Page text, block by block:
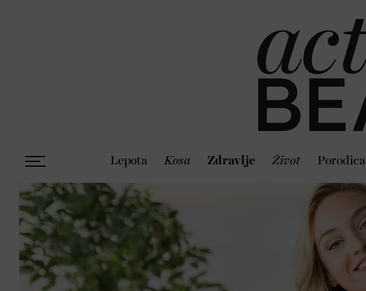
Lepota Kosa Zdravlje Život Porodica